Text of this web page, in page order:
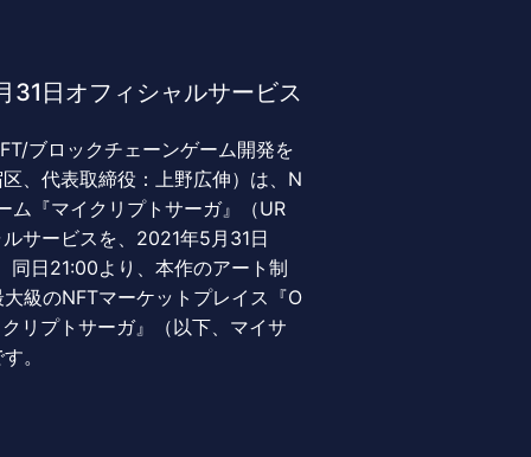
31日オフィシャルサービス
ブロックチェーンゲーム開発を
、代表取締役：上野広伸）は、N
ム『マイクリプトサーガ』（UR
サービスを、2021年5月31日
同日21:00より、本作のアート制
級のNFTマーケットプレイス『O
リプトサーガ』（以下、マイサ
。